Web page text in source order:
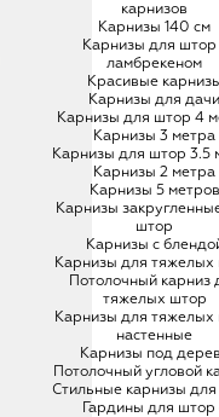
карнизов
Карнизы 140 см
Карнизы для штор
ламбрекеном
Красивые
Карнизы для дачи
Карнизы для штор 4
Карнизы 3 метра
Карнизы для штор 3.5
Карнизы 2 метра
Карнизы 5 метров
Карнизы
штор
Карнизы с
Карнизы для тяжелых
Потолочный карниз
тяжелых штор
Карнизы для тяжелых
настенные
Карнизы под
Потолочный угловой
Стильные карнизы
Гардины для штор